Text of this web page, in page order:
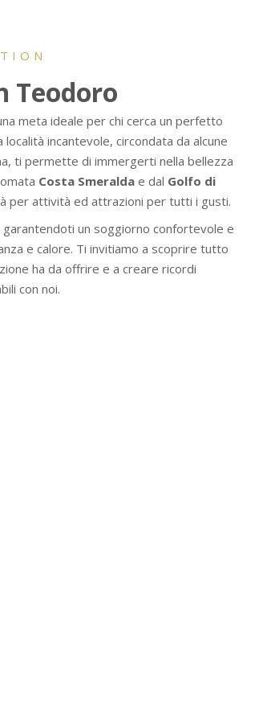
Teodoro
meta ideale per chi cerca un perfetto
incantevole, circondata da alcune
ti permette di immergerti nella bellezza
Costa Smeralda e dal Golfo di
per attività ed attrazioni per tutti i gusti.
un soggiorno confortevole e
e calore. Ti invitiamo a scoprire tutto
ha da offrire e a creare ricordi
con noi.